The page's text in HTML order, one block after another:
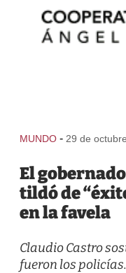
MUNDO - 29 de
El
tildó de
en la favela
Claudio Castro
fueron los policías.